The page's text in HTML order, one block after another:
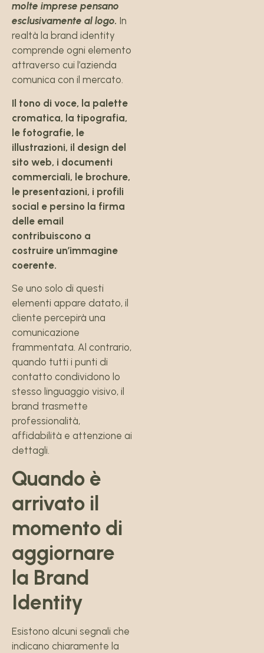
molte imprese pensano
esclusivamente al logo. In
realtà la brand identity
comprende ogni elemento
attraverso cui l’azienda
comunica con il mercato.
Il tono di voce, la palette
cromatica, la tipografia,
le fotografie, le
illustrazioni, il design del
sito web, i documenti
commerciali, le brochure,
le presentazioni, i profili
social e persino la firma
delle email
contribuiscono a
costruire un’immagine
coerente.
Se uno solo di questi
elementi appare datato, il
cliente percepirà una
comunicazione
frammentata. Al contrario,
quando tutti i punti di
contatto condividono lo
stesso linguaggio visivo, il
brand trasmette
professionalità,
affidabilità e attenzione ai
dettagli.
Quando è
arrivato il
momento di
aggiornare
la Brand
Identity
Esistono alcuni segnali che
indicano chiaramente la